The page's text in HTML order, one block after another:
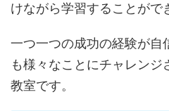
けながら学習することがで
一つ一つの成功の経験が自
も様々なことにチャレン
教室です。